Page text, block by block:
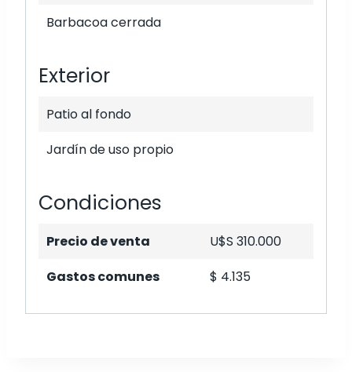
Barbacoa cerrada
Exterior
Patio al fondo
Jardín de uso propio
Condiciones
Precio de venta
U$S 310.000
Gastos comunes
$ 4.135